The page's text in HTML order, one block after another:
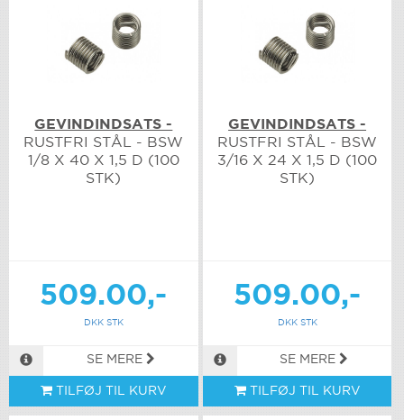
GEVINDINDSATS -
RUSTFRI STÅL - BSW
1/8 X 40 X 1,5 D (100
STK)
509.00,-
DKK STK
SE MERE
TILFØJ TIL KURV
GEVINDINDSATS -
RUSTFRI STÅL - BSW
3/16 X 24 X 1,5 D (100
STK)
509.00,-
DKK STK
SE MERE
TILFØJ TIL KURV